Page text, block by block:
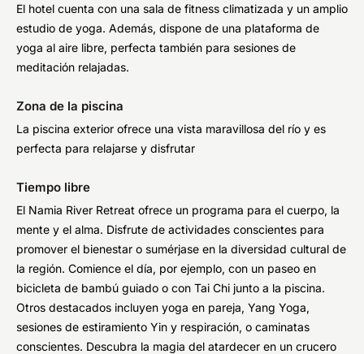
El hotel cuenta con una sala de fitness climatizada y un amplio
estudio de yoga. Además, dispone de una plataforma de
yoga al aire libre, perfecta también para sesiones de
meditación relajadas.
Zona de la piscina
La piscina exterior ofrece una vista maravillosa del río y es
perfecta para relajarse y disfrutar
Tiempo libre
El Namia River Retreat ofrece un programa para el cuerpo, la
mente y el alma. Disfrute de actividades conscientes para
promover el bienestar o sumérjase en la diversidad cultural de
la región. Comience el día, por ejemplo, con un paseo en
bicicleta de bambú guiado o con Tai Chi junto a la piscina.
Otros destacados incluyen yoga en pareja, Yang Yoga,
sesiones de estiramiento Yin y respiración, o caminatas
conscientes. Descubra la magia del atardecer en un crucero